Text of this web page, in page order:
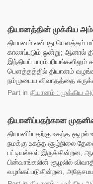
தியானத்தின் முக்கிய
தியானம் என்பது பௌத்தம்
காணப்படும் ஒன்று; ஆனால்
இந்தியப்
பௌத்தத்தில் தியானம்
நம்முடைய விவாதத்தை
Part in தியானம் : முக்கிய
தியானிப்பதற்கான
தியானிப்பதற்கு உகந்த
நமக்கு உகந்த சூழ்நிலை
பட்டியல்கள் இருக்கின்றன,
பின்வாங்கலின் சூழலில்
வழங்கப்படுகின்றன,